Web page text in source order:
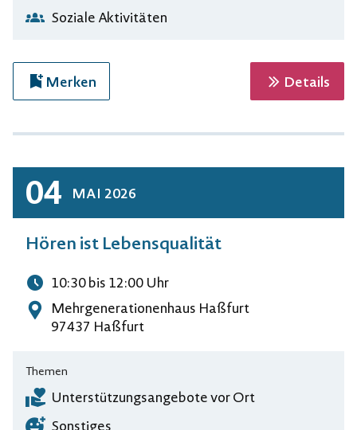
Soziale Aktivitäten
Merken Details
Hören ist Lebensqualität
04 MAI 2026
Uhrzeit
10:30bis 12:00 Uhr
Adresse
Mehrgenerationenhaus Haßfurt
97437 Haßfurt
Themen
Unterstützungsangebote vor Ort
Sonstiges